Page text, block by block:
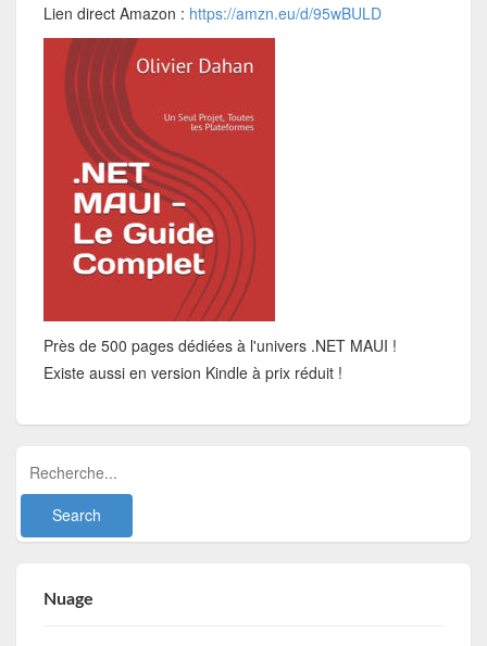
Lien direct Amazon : https://amzn.eu/d/95wBULD
Près de 500 pages dédiées à l'univers .NET MAUI !
Existe aussi en version Kindle à prix réduit !
Nuage